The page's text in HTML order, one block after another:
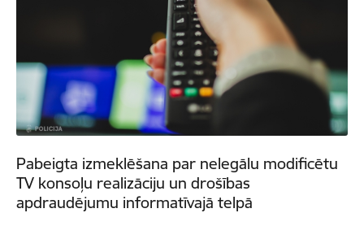
Pabeigta izmeklēšana par nelegālu modificētu
TV konsoļu realizāciju un drošības
apdraudējumu informatīvajā telpā